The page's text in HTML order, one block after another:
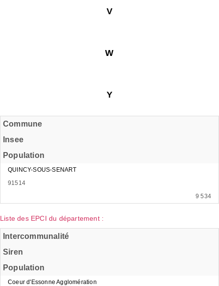
V
W
Y
Commune
Insee
Population
QUINCY-SOUS-SENART
91514
9 534
Liste des EPCI du département :
Intercommunalité
Siren
Population
Coeur d'Essonne Agglomération